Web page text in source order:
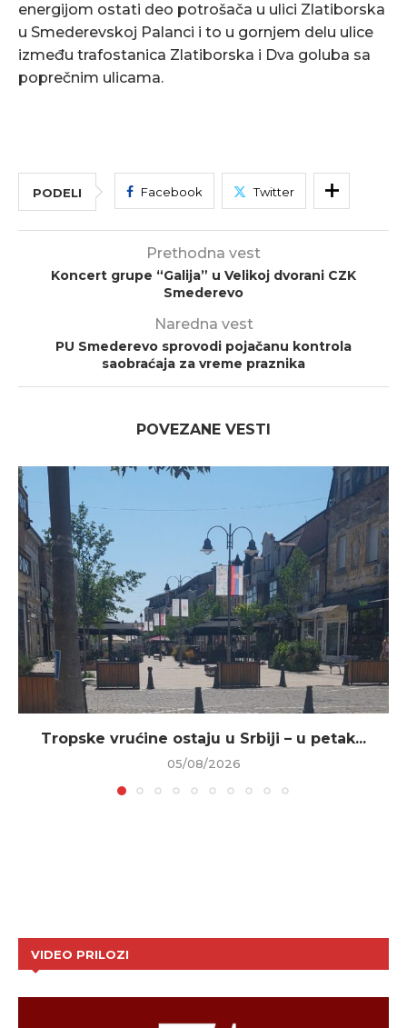
energijom ostati deo potrošača u ulici Zlatiborska
u Smederevskoj Palanci i to u gornjem delu ulice
između trafostanica Zlatiborska i Dva goluba sa
poprečnim ulicama.
PODELI Facebook Twitter
Prethodna vest
Koncert grupe “Galija” u Velikoj dvorani CZK
Smederevo
Naredna vest
PU Smederevo sprovodi pojačanu kontrola
saobraćaja za vreme praznika
POVEZANE VESTI
Tropske vrućine ostaju u Srbiji – u petak...
05/08/2026
VIDEO PRILOZI